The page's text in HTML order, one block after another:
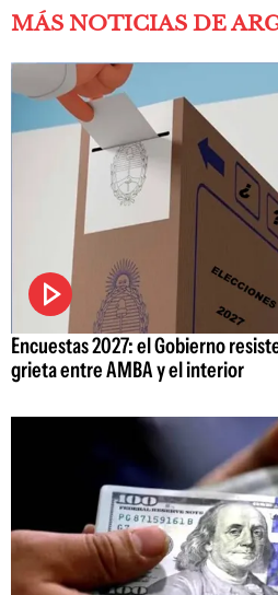
MÁS NOTICIAS DE
Encuestas 2027: el Gobierno
grieta entre AMBA y el interior